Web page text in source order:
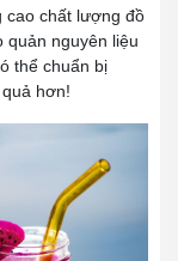
cao chất lượng đồ
quản nguyên liệu
thể chuẩn bị
hơn!